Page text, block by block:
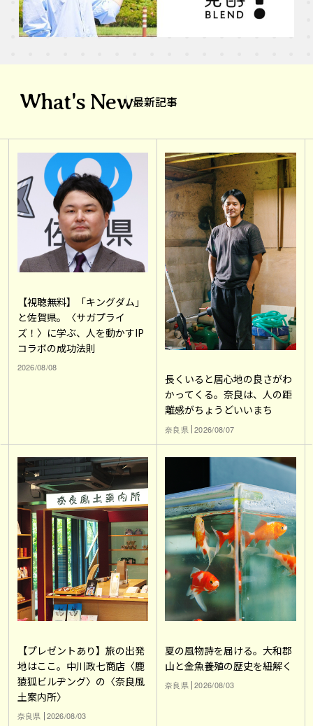
What's New最新記事
【視聴無料】「キングダム」
と佐賀県。〈サガプライ
ズ！〉に学ぶ、人を動かすIP
コラボの成功法則
2026/08/08
長くいると居心地の良さがわ
かってくる。奈良は、人の距
離感がちょうどいいまち
奈良県 2026/08/07
【プレゼントあり】旅の出発
地はここ。中川政七商店〈鹿
猿狐ビルヂング〉の〈奈良風
土案内所〉
奈良県 2026/08/03
夏の風物詩を届ける。大和郡
山と金魚養殖の歴史を紐解く
奈良県 2026/08/03